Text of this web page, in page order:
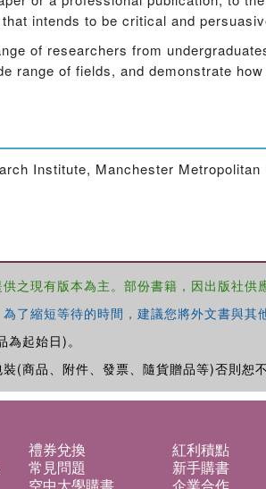
intends to be critical and
of researchers from
range of fields, and demonstrate
Institute, Manchester Metropolitan
現有版本為主。部份書籍，因出版社供
了縮短等待的時間，建議您將外文書與
為起始日)。
(商品、附件、發票、隨貨贈品等)否則恕不
禮券兌換
紅利積點
常見問題
新手購書